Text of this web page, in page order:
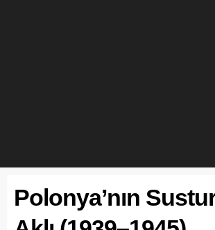
Polonya’nın